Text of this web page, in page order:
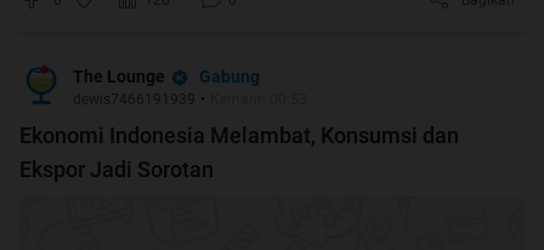
The Lounge Gabung
dewis7466191939 •
Ekonomi Indonesia Melambat, Konsumsi dan
Ekspor Jadi Sorotan